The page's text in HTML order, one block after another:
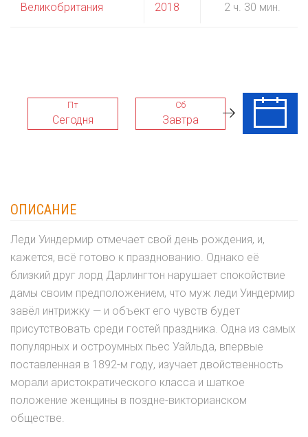
Великобритания 2018 2 ч. 30 мин.
Пт
Сегодня
Сб
Завтра
Вс
ОПИСАНИЕ
Леди Уиндермир отмечает свой день рождения, и,
кажется, всё готово к празднованию. Однако её
близкий друг лорд Дарлингтон нарушает спокойствие
дамы своим предположением, что муж леди Уиндермир
завёл интрижку — и объект его чувств будет
присутствовать среди гостей праздника. Одна из самых
популярных и остроумных пьес Уайльда, впервые
поставленная в 1892-м году, изучает двойственность
морали аристократического класса и шаткое
положение женщины в поздне-викторианском
обществе.